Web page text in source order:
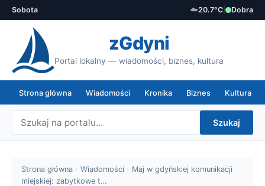
Sobota ☁️20.7°C Dobra
zGdyni
Portal lokalny — wiadomości, biznes, kultura
Strona główna Wiadomości Kronika Biznes Kultura
Szukaj
Strona główna › Wiadomości › Maj w gdyńskiej komunikacji
miejskiej: zabytkowe t…